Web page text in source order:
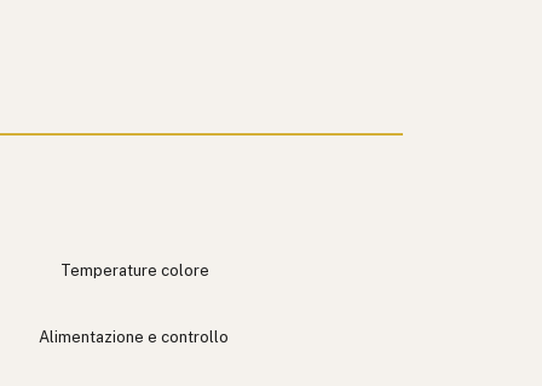
Temperature colore
Alimentazione e controllo